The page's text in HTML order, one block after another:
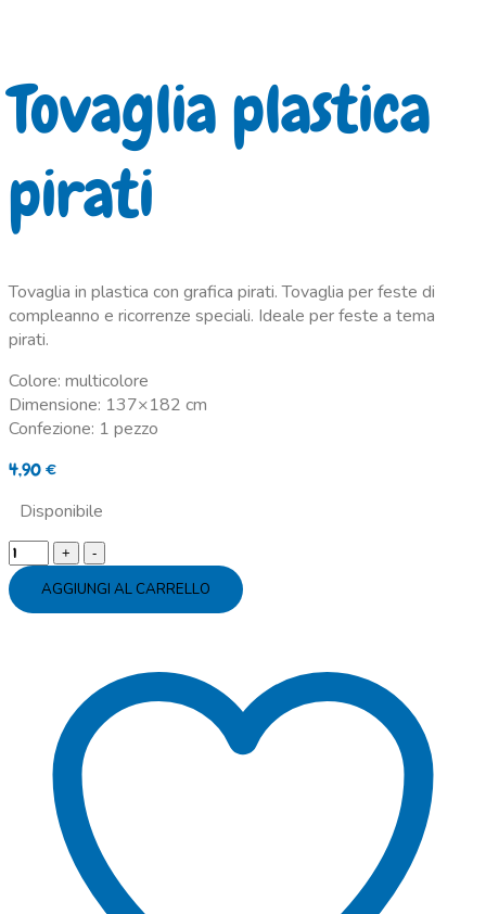
Tovaglia plastica
pirati
Tovaglia in plastica con grafica pirati. Tovaglia per feste di
compleanno e ricorrenze speciali. Ideale per feste a tema
pirati.
Colore: multicolore
Dimensione: 137×182 cm
Confezione: 1 pezzo
4,90€
Disponibile
Tovaglia
plastica
piratiAGGIUNGI AL CARRELLO